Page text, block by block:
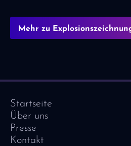
Mehr zu
Startseite
Über uns
Presse
Kontakt